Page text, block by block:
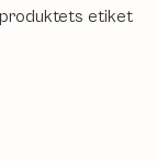
etiket